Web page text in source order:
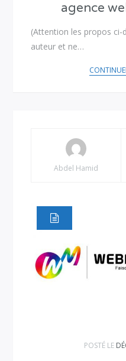
agence
(Attention les propos ci-
auteur et ne…
Abdel Hamid
POSTÉ LE